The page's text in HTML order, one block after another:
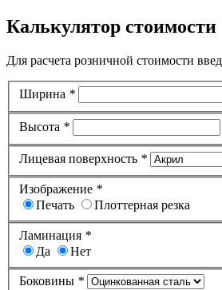
Калькулятор стоимости
Для расчета розничной стоимости
Ширина *
Высота *
Лицевая поверхность *
Изображение *
Печать
Плоттерная резка
Ламинация *
Да
Нет
Боковины *